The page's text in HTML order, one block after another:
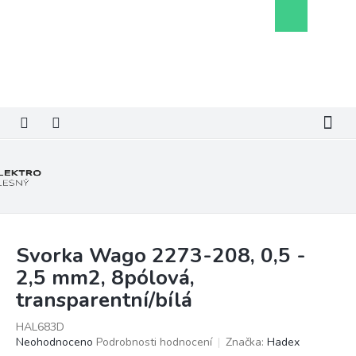
košík
Svorka Wago 2273-208, 0,5 -
2,5 mm2, 8pólová,
transparentní/bílá
HAL683D
Průměrné
Neohodnoceno Podrobnosti hodnocení Značka: Hadex